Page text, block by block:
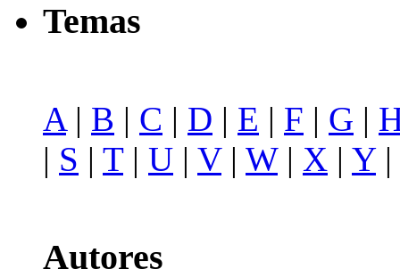
Temas
A| B | C | D | E | F | G |
| S | T| U | V| W| X | Y|
Autores